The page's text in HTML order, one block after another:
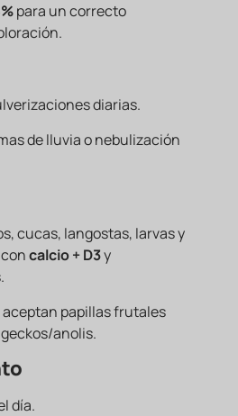
para un correcto
diarias.
de lluvia o nebulización
cucas, langostas, larvas y
concalcio + D3y
papillas frutales
anolis.
día.